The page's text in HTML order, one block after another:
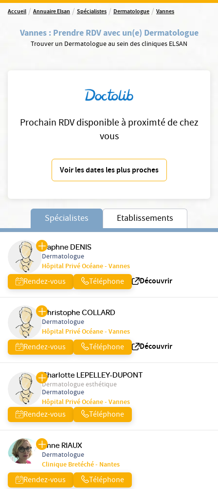
Accueil / Annuaire Elsan / Spécialistes / Dermatologue / Vannes
Vannes: Prendre RDV avec un(e) Dermatologue
Trouver un Dermatologue au sein des cliniques ELSAN
Prochain RDV disponible à proximté de chez
vous
Voir les dates les plus proches
Spécialistes Etablissements
Daphne DENIS
Dermatologue
Hôpital Privé Océane - Vannes
Rendez-vous Téléphone Découvrir
Christophe COLLARD
Dermatologue
Hôpital Privé Océane - Vannes
Rendez-vous Téléphone Découvrir
Charlotte LEPELLEY-DUPONT
Dermatologue esthétique
Dermatologue
Hôpital Privé Océane - Vannes
Rendez-vous Téléphone
Anne RIAUX
Dermatologue
Clinique Bretéché - Nantes
Rendez-vous Téléphone